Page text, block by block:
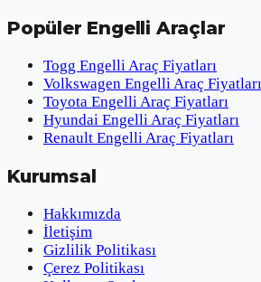
Popüler Engelli Araçlar
Togg Engelli Araç Fiyatları
Volkswagen Engelli Araç Fiyatları
Toyota Engelli Araç Fiyatları
Hyundai Engelli Araç Fiyatları
Renault Engelli Araç Fiyatları
Kurumsal
Hakkımızda
İletişim
Gizlilik Politikası
Çerez Politikası